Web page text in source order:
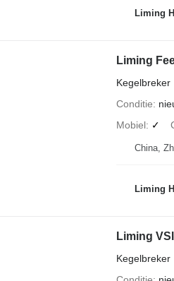
Liming
Liming
Kegelbreker
Conditie
Mobiel
✓
China,
Liming
Liming
Kegelbreker